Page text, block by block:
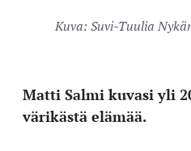
Kuva: Suvi-Tuulia
Matti Salmi kuvasi yli
värikästä elämää.